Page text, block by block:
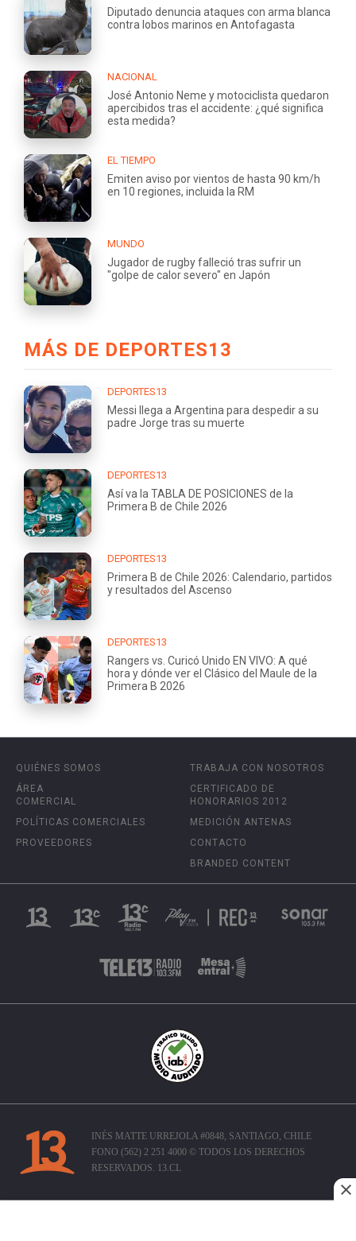
Diputado denuncia ataques con arma blanca
contra lobos marinos en Antofagasta
NACIONAL
José Antonio Neme y motociclista quedaron
apercibidos tras el accidente: ¿qué significa
esta medida?
EL TIEMPO
Emiten aviso por vientos de hasta 90 km/h
en 10 regiones, incluida la RM
MUNDO
Jugador de rugby falleció tras sufrir un
"golpe de calor severo" en Japón
MÁS DE DEPORTES13
DEPORTES13
Messi llega a Argentina para despedir a su
padre Jorge tras su muerte
DEPORTES13
Así va la TABLA DE POSICIONES de la
Primera B de Chile 2026
DEPORTES13
Primera B de Chile 2026: Calendario, partidos
y resultados del Ascenso
DEPORTES13
Rangers vs. Curicó Unido EN VIVO: A qué
hora y dónde ver el Clásico del Maule de la
Primera B 2026
QUIÉNES SOMOS
ÁREA
COMERCIAL
POLÍTICAS COMERCIALES
PROVEEDORES
TRABAJA CON NOSOTROS
CERTIFICADO DE
HONORARIOS 2012
MEDICIÓN ANTENAS
CONTACTO
BRANDED CONTENT
INÉS MATTE URREJOLA #0848, SANTIAGO, CHILE
FONO (562) 2 251 4000 © TODOS LOS DERECHOS
RESERVADOS. 13.CL